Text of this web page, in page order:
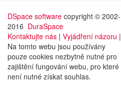
DSpace software copyright © 2002-
2016 DuraSpace
Kontaktujte nás | Vyjádření názoru |
Na tomto webu jsou používány
pouze cookies nezbytně nutné pro
zajištění fungování webu, pro které
není nutné získat souhlas.